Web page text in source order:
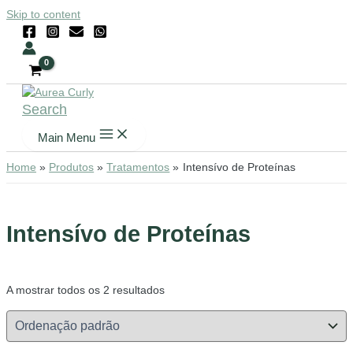
Skip to content
Search
Main Menu
Home Produtos Tratamentos Intensívo de Proteínas
Intensívo de Proteínas
A mostrar todos os 2 resultados